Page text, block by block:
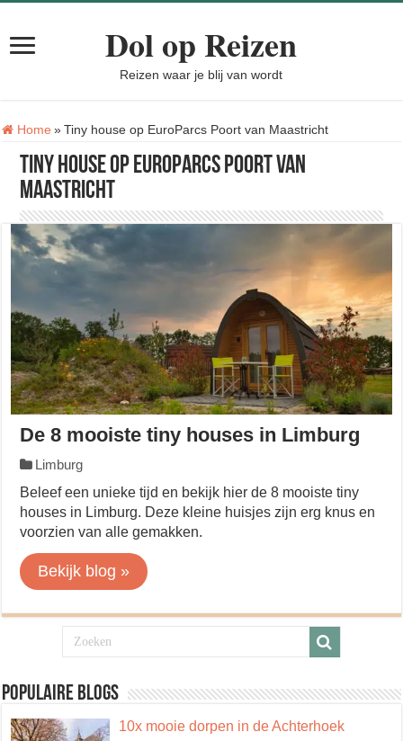
Dol op Reizen
Reizen waar je blij van wordt
Home »Tag:
Tiny house op EuroParcs Poort van Maastricht
Tiny house op EuroParcs Poort van
Maastricht
De 8 mooiste tiny houses in Limburg
Limburg
Beleef een unieke tijd en bekijk hier de 8 mooiste tiny
houses in Limburg. Deze kleine huisjes zijn erg knus en
voorzien van alle gemakken.
Bekijk blog »
Populaire blogs
10x mooie dorpen in de Achterhoek